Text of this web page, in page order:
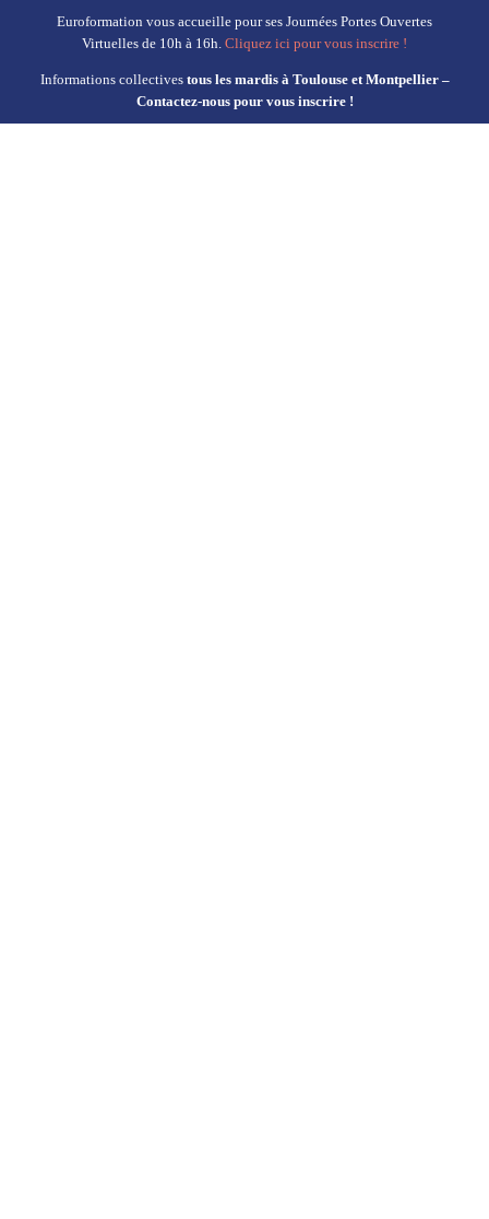
Passer
contenu
Euroformation vous accueille pour ses Journées Portes Ouvertes
Virtuelles de 10h à 16h. Cliquez ici pour vous inscrire !
Informations collectivestous les mardis à Toulouse et Montpellier –
Contactez-nous pour vous inscrire !